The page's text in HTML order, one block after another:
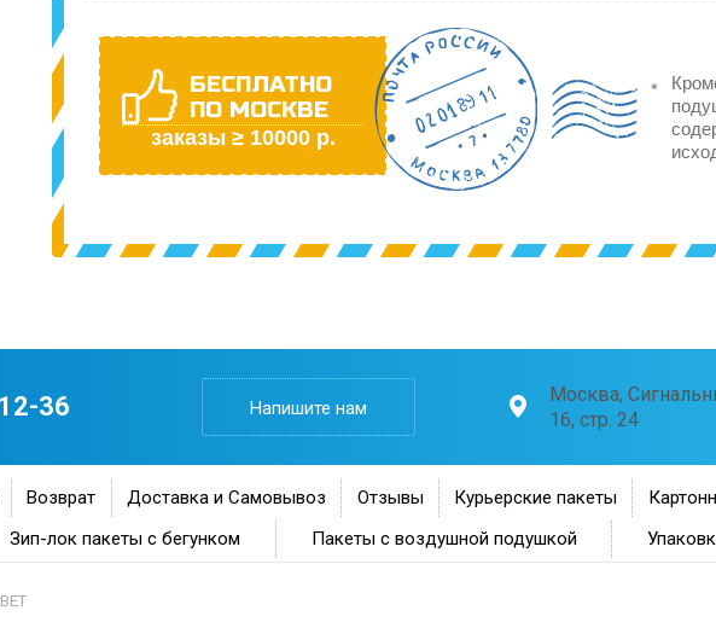
БЕСПЛАТНО
ПО МОСКВЕ
заказы ≥ 10000 р.
36 Напишите нам
Москва,
16, стр. 24
Возврат Доставка и Самовывоз Отзывы Курьерские пакеты
Зип-лок пакеты с бегунком Пакеты с воздушной подушкой